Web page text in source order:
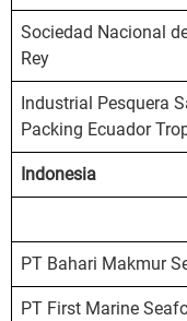
Sociedad Nacional
Rey
Industrial Pesquera
Packing Ecuador
Indonesia
PT Bahari Makmur
PT First Marine